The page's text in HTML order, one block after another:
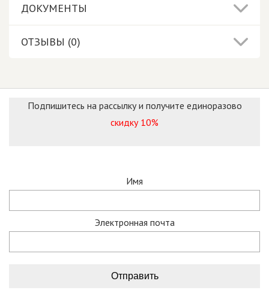
ДОКУМЕНТЫ
ОТЗЫВЫ (0)
Подпишитесь на рассылку и получите единоразово
скидку 10%
Имя
Электронная почта